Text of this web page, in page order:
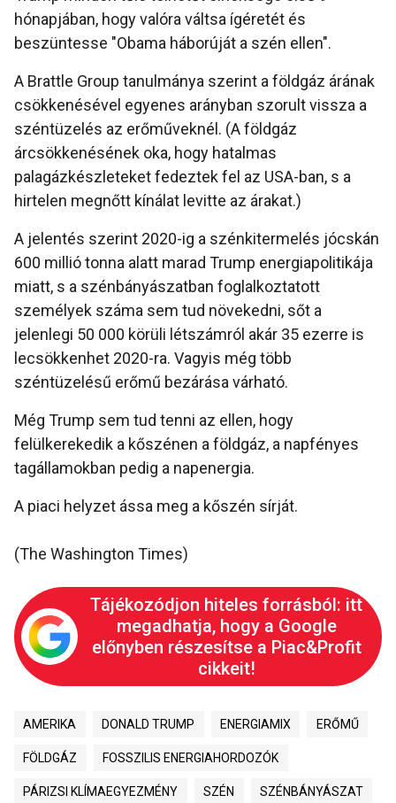
hónapjában, hogy valóra váltsa ígéretét és
beszüntesse "Obama háborúját a szén ellen".
A Brattle Group tanulmánya szerint a földgáz árának
csökkenésével egyenes arányban szorult vissza a
széntüzelés az erőműveknél. (A földgáz
árcsökkenésének oka, hogy hatalmas
palagázkészleteket fedeztek fel az USA-ban, s a
hirtelen megnőtt kínálat levitte az árakat.)
A jelentés szerint 2020-ig a szénkitermelés jócskán
600 millió tonna alatt marad Trump energiapolitikája
miatt, s a szénbányászatban foglalkoztatott
személyek száma sem tud növekedni, sőt a
jelenlegi 50 000 körüli létszámról akár 35 ezerre is
lecsökkenhet 2020-ra. Vagyis még több
széntüzelésű erőmű bezárása várható.
Még Trump sem tud tenni az ellen, hogy
felülkerekedik a kőszénen a földgáz, a napfényes
tagállamokban pedig a napenergia.
A piaci helyzet ássa meg a kőszén sírját.
(The Washington Times)
Tájékozódjon hiteles forrásból: itt
megadhatja, hogy a Google
előnyben részesítse a Piac&Profit
cikkeit!
AMERIKA DONALD TRUMP ENERGIAMIX ERŐMŰ
FÖLDGÁZ FOSSZILIS ENERGIAHORDOZÓK
PÁRIZSI KLÍMAEGYEZMÉNY SZÉN SZÉNBÁNYÁSZAT